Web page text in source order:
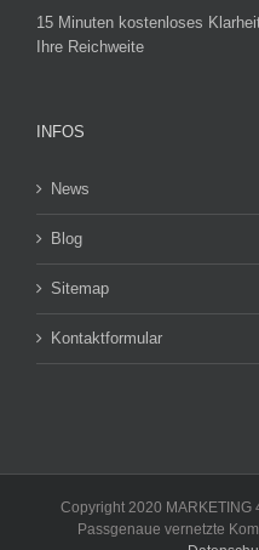
15 Minuten kostenloses
Ihre Reichweite
INFOS
News
Blog
Sitemap
Kontaktformular
Copyright 2020 MARKETING
Passgenaue vernetzte